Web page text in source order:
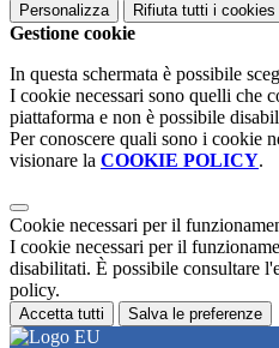
Personalizza Rifiuta tutti i cookies
Gestione cookie
In questa schermata è possibile
I cookie necessari sono quelli che
piattaforma e non è possibile
Per conoscere quali sono i cookie
visionare la COOKIE POLICY.
Cookie necessari per il
I cookie necessari per il
disabilitati. È possibile consultare
policy.
Accetta tutti Salva le preferenze